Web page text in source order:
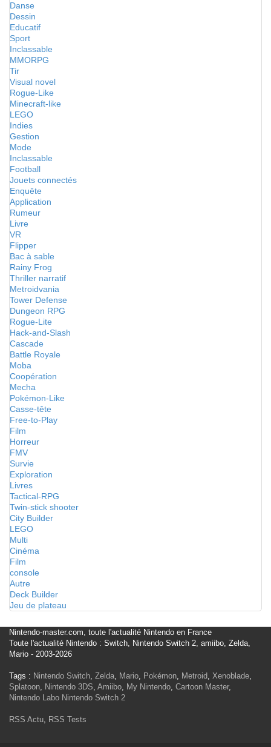
Danse
Dessin
Educatif
Sport
Inclassable
MMORPG
Tir
Visual novel
Rogue-Like
Minecraft-like
LEGO
Indies
Gestion
Mode
Inclassable
Football
Jouets connectés
Enquête
Application
Rumeur
Livre
VR
Flipper
Bac à sable
Rainy Frog
Thriller narratif
Metroidvania
Tower Defense
Dungeon RPG
Rogue-Lite
Hack-and-Slash
Cascade
Battle Royale
Moba
Coopération
Mecha
Pokémon-Like
Casse-tête
Free-to-Play
Film
Horreur
FMV
Survie
Exploration
Livres
Tactical-RPG
Twin-stick shooter
City Builder
LEGO
Multi
Cinéma
Film
console
Autre
Deck Builder
Jeu de plateau
Nintendo-master.com, toute l'actualité Nintendo en France
Toute l'actualité Nintendo : Switch, Nintendo Switch 2, amiibo, Zelda,
Mario - 2003-2026
Tags : Nintendo Switch, Zelda, Mario, Pokémon, Metroid, Xenoblade,
Splatoon, Nintendo 3DS, Amiibo, My Nintendo, Cartoon Master,
Nintendo Labo Nintendo Switch 2
RSS Actu, RSS Tests